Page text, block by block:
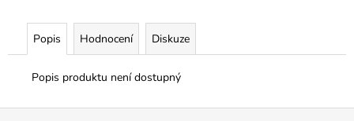
Popis Hodnocení Diskuze
Popis produktu není dostupný